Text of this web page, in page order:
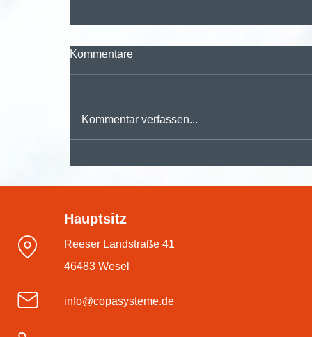
#dmsPRO Workflowengine
Kommentare
Kommentar verfassen...
Hauptsitz
Reeser Landstraße 41
46483 Wesel
info@copasysteme.de